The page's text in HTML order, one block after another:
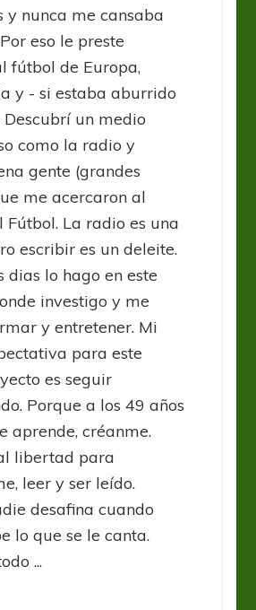
y nunca me cansaba
eso le preste
fútbol de Europa,
y - si estaba aburrido
Descubrí un medio
como la radio y
gente (grandes
me acercaron al
Fútbol. La radio es una
escribir es un deleite.
dias lo hago en este
investigo y me
y entretener. Mi
para este
es seguir
Porque a los 49 años
aprende, créanme.
libertad para
leer y ser leído.
desafina cuando
lo que se le canta.
...